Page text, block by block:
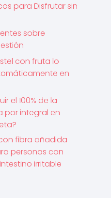
para Disfrutar sin
sobre
con fruta lo
en
el 100% de la
por integral en
fibra añadida
personas con
irritable